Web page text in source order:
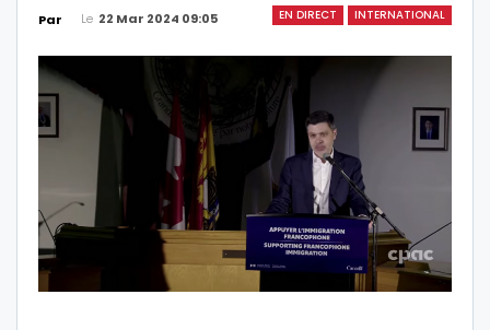
EN DIRECT INTERNATIONAL
Par Le 22 Mar 2024 09:05